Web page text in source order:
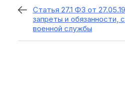
Статья 27.1 ФЗ от
запреты и обязанности,
военной службы